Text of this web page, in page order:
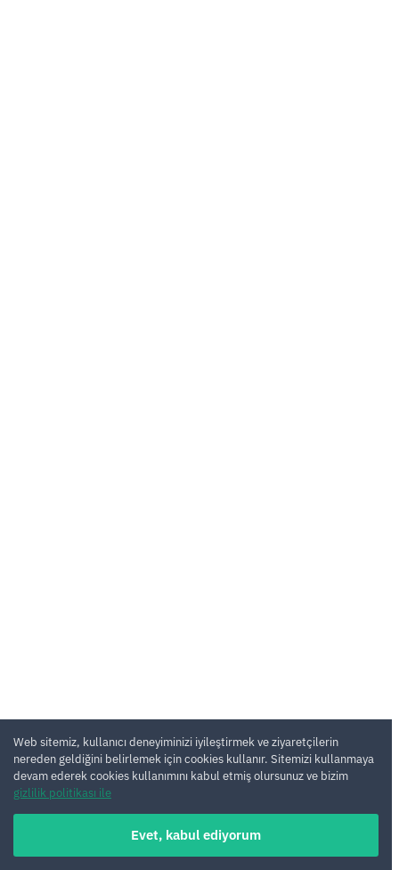
Web sitemiz, kullanıcı deneyiminizi iyileştirmek ve ziyaretçilerin
nereden geldiğini belirlemek için cookies kullanır. Sitemizi kullanmaya
devam ederek cookies kullanımını kabul etmiş olursunuz ve bizim
gizlilik politikası ile
Evet, kabul ediyorum